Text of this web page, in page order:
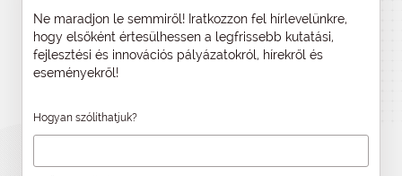
Ne maradjon le semmiről! Iratkozzon fel hírlevelünkre,
hogy elsőként értesülhessen a legfrissebb kutatási,
fejlesztési és innovációs pályázatokról, hírekről és
eseményekről!
Hogyan szólíthatjuk?